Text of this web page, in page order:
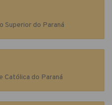
Superior do Paraná
Católica do Paraná